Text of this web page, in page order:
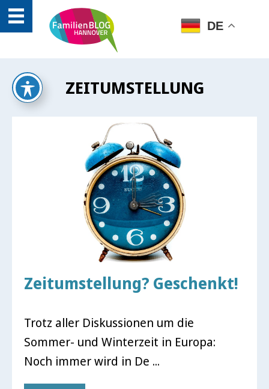
DE
ZEITUMSTELLUNG
Zeitumstellung? Geschenkt!
Trotz aller Diskussionen um die
Sommer- und Winterzeit in Europa:
Noch immer wird in De ...